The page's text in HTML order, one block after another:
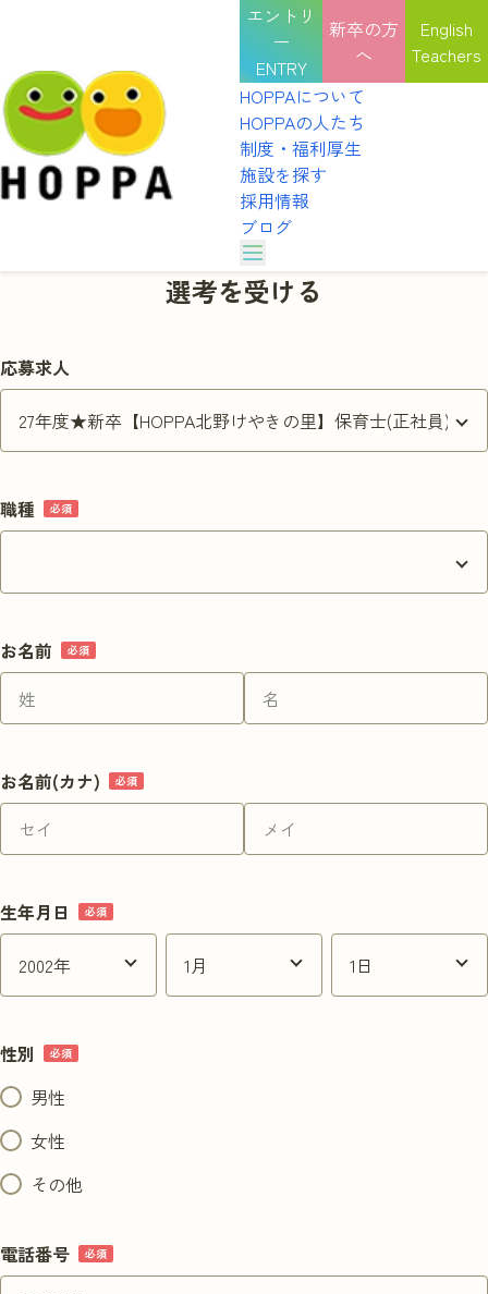
エントリ
ー
ENTRY
園見学を予約する
説明会を予約する
実習を申し込む
新卒の方
へ
English
Teachers
HOPPAについて
HOPPAの人たち
HOPPAのカルチャー
職種紹介
制度・福利厚生
施設を探す
採用情報
ブログ
HOPPAのカルチャー
インタビュー
職種紹介
制度・福利厚生
施設を探す
採用情報
選考を受ける
応募求人
職種
お名前
お名前(カナ)
生年月日
性別
男性
女性
その他
電話番号